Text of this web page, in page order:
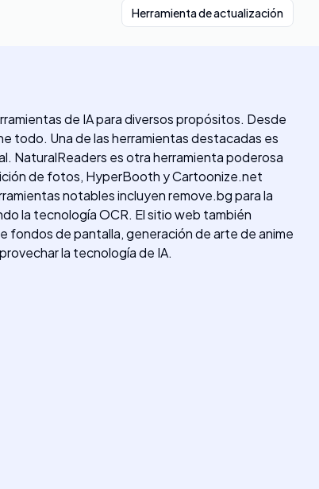
Herramienta de actualización
de IA para diversos propósitos. Desde
todo. Una de las herramientas destacadas es
NaturalReaders es otra herramienta poderosa
de fotos, HyperBooth y Cartoonize.net
notables incluyen remove.bg para la
la tecnología OCR. El sitio web también
fondos de pantalla, generación de arte de anime
la tecnología de IA.